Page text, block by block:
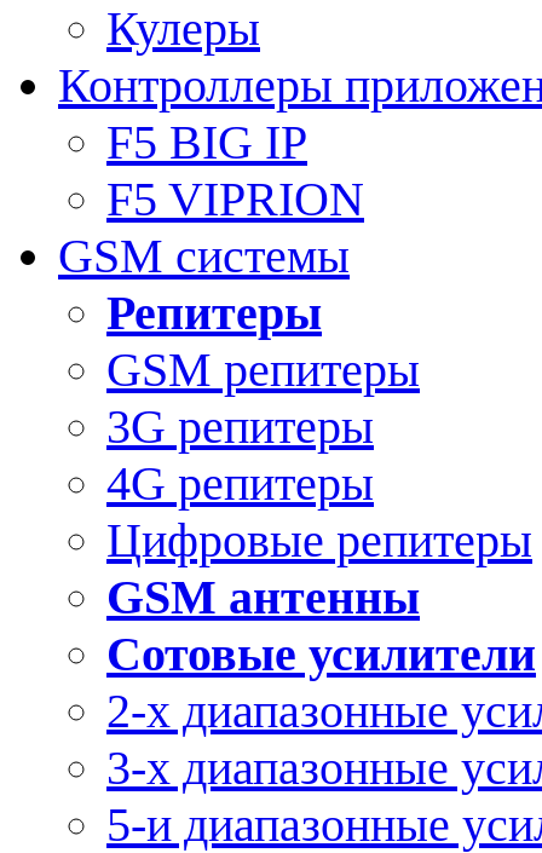
Кулеры
Контроллеры
F5 BIG IP
F5 VIPRION
GSM системы
Репитеры
GSM репитеры
3G репитеры
4G репитеры
Цифровые репитеры
GSM антенны
Сотовые усилители
2-х диапазонные
3-х диапазонные
5-и диапазонные